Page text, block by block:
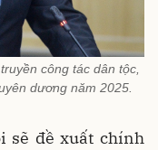
công tác dân tộc,
dương năm 2025.
sẽ đề xuất chính